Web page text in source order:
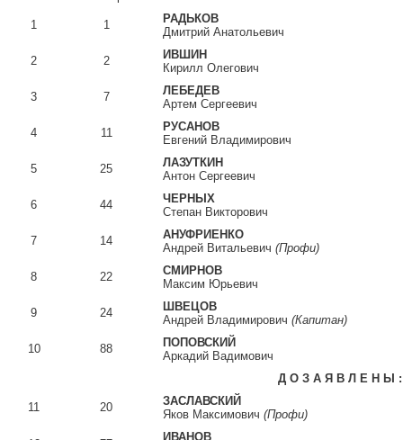
1 1
РАДЬКОВ
Дмитрий Анатольевич
2 2
ИВШИН
Кирилл Олегович
3 7
ЛЕБЕДЕВ
Артем Сергеевич
4 11
РУСАНОВ
Евгений Владимирович
5 25
ЛАЗУТКИН
Антон Сергеевич
6 44
ЧЕРНЫХ
Степан Викторович
7 14
АНУФРИЕНКО
Андрей Витальевич (Профи)
8 22
СМИРНОВ
Максим Юрьевич
9 24
ШВЕЦОВ
Андрей Владимирович (Капитан)
10 88
ПОПОВСКИЙ
Аркадий Вадимович
Д О З А Я В Л Е Н Ы :
11 20
ЗАСЛАВСКИЙ
Яков Максимович (Профи)
ИВАНОВ